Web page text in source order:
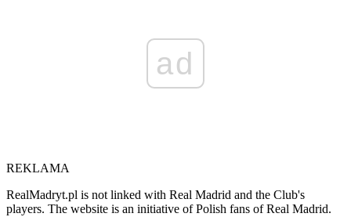
ad
REKLAMA
RealMadryt.pl is not linked with Real Madrid and the Club's
players. The website is an initiative of Polish fans of Real Madrid.